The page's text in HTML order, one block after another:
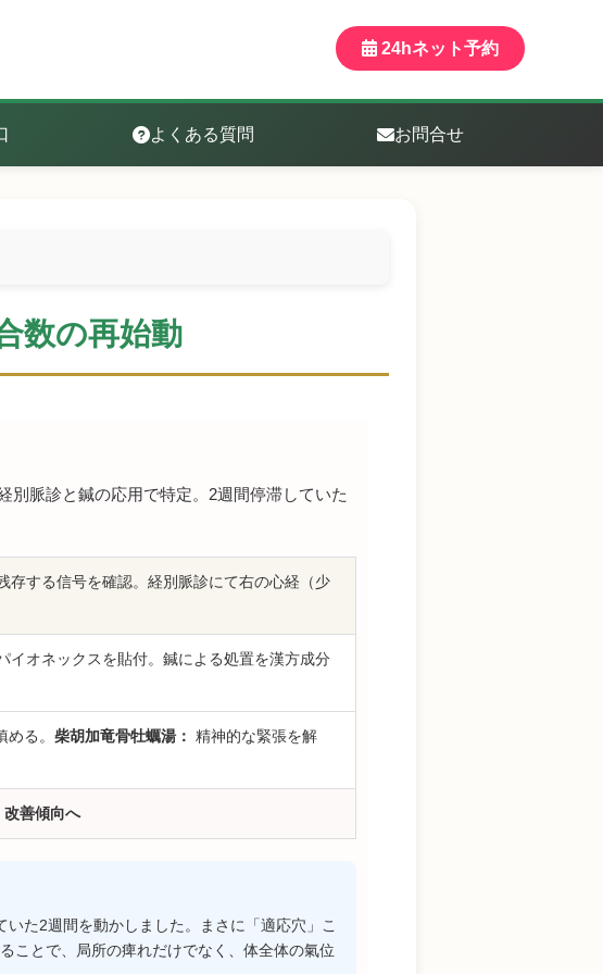
24hネット予約
よくある質問 お問合せ
数の再始動
別脈診と鍼の応用で特定。2週間停滞していた
存する信号を確認。経別脈診にて右の心経（少
イオネックスを貼付。鍼による処置を漢方成分
る。 柴胡加竜骨牡蠣湯： 精神的な緊張を解
改善傾向へ
た2週間を動かしました。まさに「適応穴」こ
ことで、局所の痺れだけでなく、体全体の氣位